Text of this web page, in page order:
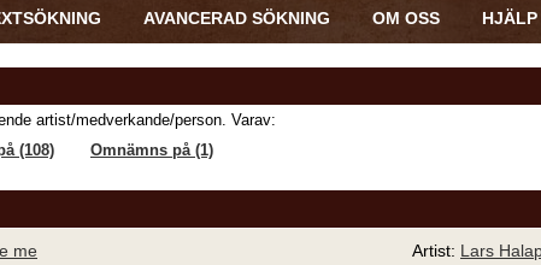
AVANCERAD SÖKNING OM OSS
artist/medverkande/person. Varav:
(108) Omnämns på (1)
me Artist: Lars